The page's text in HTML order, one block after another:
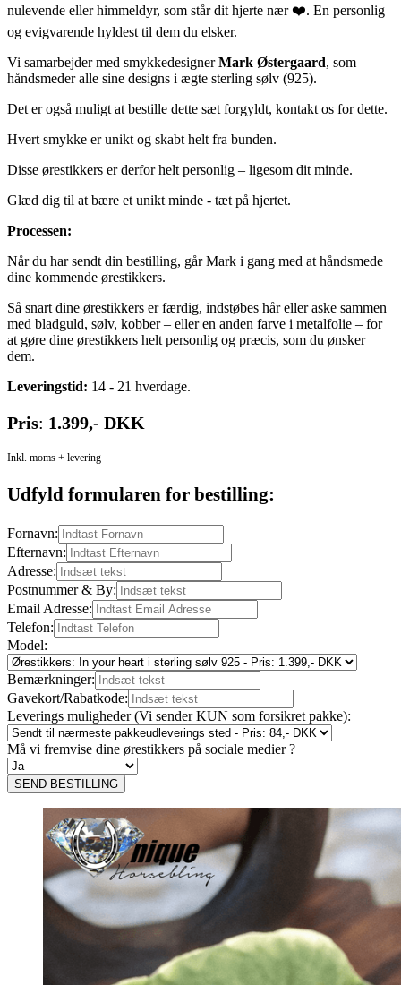
nulevende eller himmeldyr, som står dit hjerte nær ❤️. En personlig
og evigvarende hyldest til dem du elsker.
Vi samarbejder med smykkedesignerMark Østergaard, som
håndsmeder alle sine designs i ægte sterling sølv (925).
Det er også muligt at bestille dette sæt forgyldt, kontakt os for dette.
Hvert smykke er unikt og skabt helt fra bunden.
Disse ørestikkers er derfor helt personlig – ligesom dit minde.
Glæd dig til at bære et unikt minde - tæt på hjertet.
Processen:
Når du har sendt din bestilling, går Mark i gang med at håndsmede
dine kommende ørestikkers.
Så snart dine ørestikkers er færdig, indstøbes hår eller aske sammen
med bladguld, sølv, kobber – eller en anden farve i metalfolie – for
at gøre dine ørestikkers helt personlig og præcis, som du ønsker
dem.
Leveringstid: 14 - 21 hverdage.
Pris: 1.399,- DKK
Inkl. moms + levering
Udfyld formularen for bestilling:
Fornavn:
Efternavn:
Adresse:
Postnummer & By:
Email Adresse:
Telefon:
Model:
Bemærkninger:
Gavekort/Rabatkode:
Leverings muligheder (Vi sender KUN som forsikret pakke):
Må vi fremvise dine ørestikkers på sociale medier ?
SEND BESTILLING